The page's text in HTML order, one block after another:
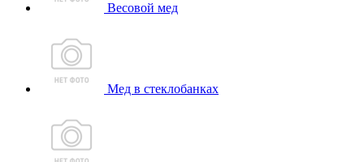
Весовой мед
Мед в стеклобанках